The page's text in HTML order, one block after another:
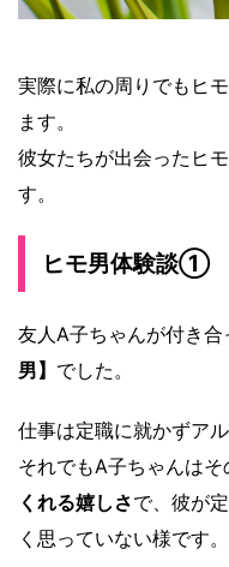
実際に私の周りでもヒ
ます。
彼女たちが出会ったヒ
す。
ヒモ男体験談①
友人A子ちゃんが付き
男】 でした。
仕事は定職に就かずアル
それでもA子ちゃんはそ
くれる嬉しさで、彼が
く思っていない様です。